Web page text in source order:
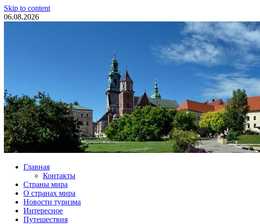
Skip to content
06.08.2026
Туристические новости
Главная
Контакты
Страны мира
О странах мира
Новости туризма
Интересное
Путешествия